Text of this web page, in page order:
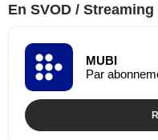
En SVOD /
MUBI
Par